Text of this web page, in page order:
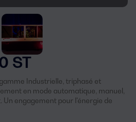
ST
Industrielle, triphasé et
en mode automatique, manuel,
Un engagement pour l'énergie de